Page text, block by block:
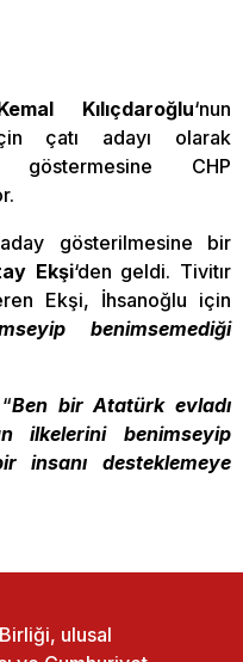
Kılıçdaroğlu‘nun
çatı adayı olarak
göstermesine CHP
gösterilmesine bir
Ekşi‘den geldi. Tivitır
Ekşi, İhsanoğlu için
benimsemediği
Ben bir Atatürk evladı
ilkelerini benimseyip
insanı desteklemeye
ulusal